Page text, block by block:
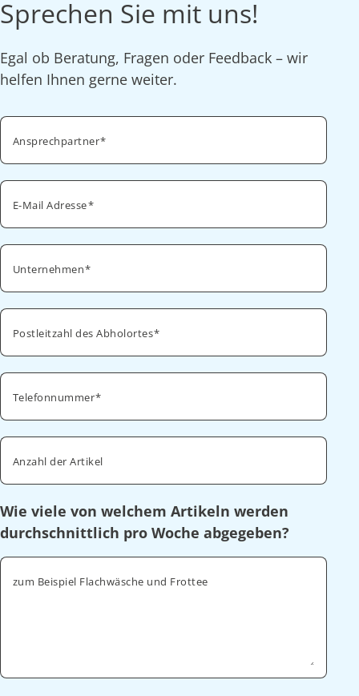
Sprechen Sie mit uns!
Egal ob Beratung, Fragen oder Feedback – wir
helfen Ihnen gerne weiter.
Ansprechpartner
E-Mail Adresse
Unternehmen
Postleitzahl des Abholortes
Telefonnummer
Anzahl der Artikel
Wie viele von welchem Artikeln werden
durchschnittlich pro Woche abgegeben?
zum Beispiel Flachwäsche und Frottee